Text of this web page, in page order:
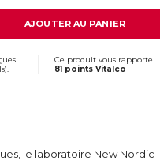
AJOUTER AU PANIER
).
Ce produit vous rapporte
81 points Vitalco
le laboratoire New Nordic